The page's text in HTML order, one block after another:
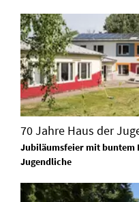
70 Jahre Haus der
Jubiläumsfeier mit buntem
Jugendliche